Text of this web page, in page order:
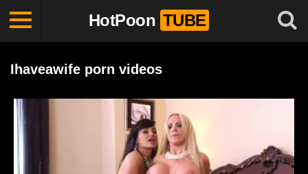
HotPoon TUBE
Ihaveawife porn videos